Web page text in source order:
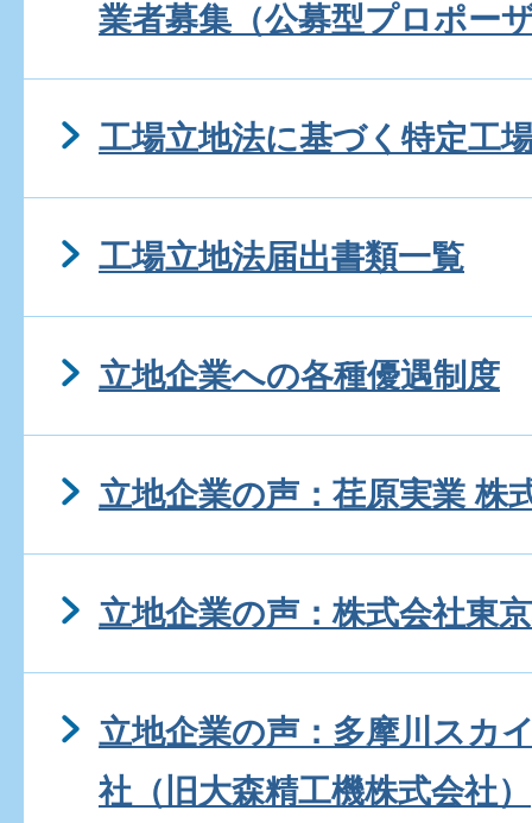
業者募集（公募型プロポー
工場立地法に基づく特定工
工場立地法届出書類一覧
立地企業への各種優遇制度
立地企業の声：荏原実業 株
立地企業の声：株式会社東
立地企業の声：多摩川スカ
社（旧大森精工機株式会社）